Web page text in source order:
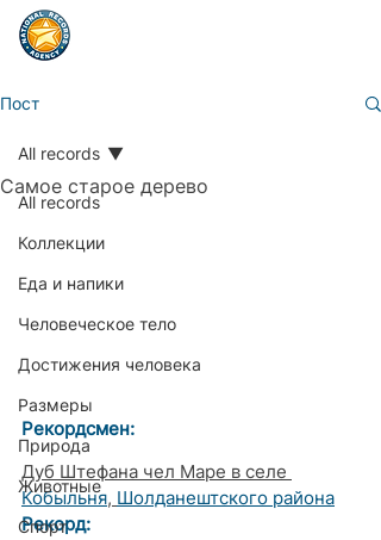
Пост
All records
Коллекции
Еда и напики
Человеческое тело
Достижения человека
Размеры
Природа
Животные
Спорт
All records
Самое старое дерево
Рекордсмен:
Дуб Штефана чел Маре в селе
Кобыльня, Шолданештского района
Рекорд: